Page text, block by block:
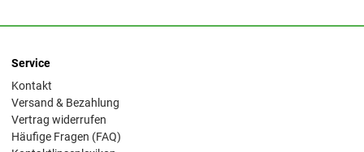
Service
Kontakt
Versand & Bezahlung
Vertrag widerrufen
Häufige Fragen (FAQ)